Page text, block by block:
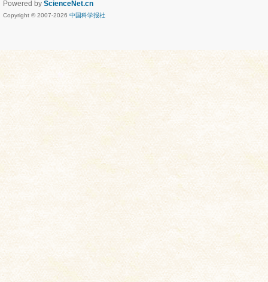
Powered by ScienceNet.cn
Copyright © 2007-2026 中国科学报社